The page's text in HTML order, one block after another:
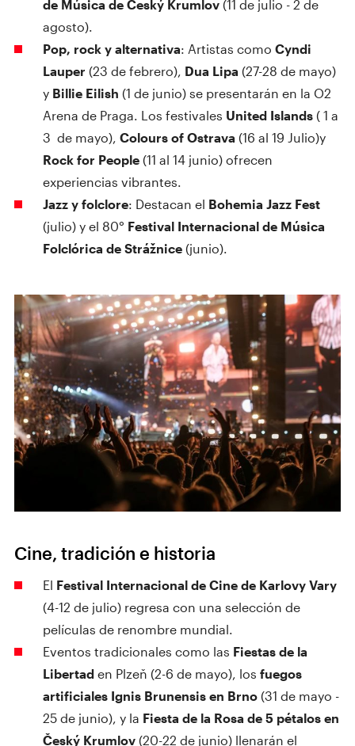
de Música de Český Krumlov (11 de julio - 2 de
agosto).
Pop, rock y alternativa: Artistas como Cyndi
Lauper (23 de febrero), Dua Lipa (27-28 de mayo)
y Billie Eilish (1 de junio) se presentarán en la O2
Arena de Praga. Los festivales United Islands ( 1 a
3 de mayo), Colours of Ostrava (16 al 19 Julio)y
Rock for People (11 al 14 junio) ofrecen
experiencias vibrantes.
Jazz y folclore: Destacan el Bohemia Jazz Fest
(julio) y el 80° Festival Internacional de Música
Folclórica de Strážnice (junio).
Cine, tradición e historia
El Festival Internacional de Cine de Karlovy Vary
(4-12 de julio) regresa con una selección de
películas de renombre mundial.
Eventos tradicionales como las Fiestas de la
Libertad en Plzeň (2-6 de mayo), los fuegos
artificiales Ignis Brunensis en Brno (31 de mayo -
25 de junio), y la Fiesta de la Rosa de 5 pétalos en
Český Krumlov (20-22 de junio) llenarán el